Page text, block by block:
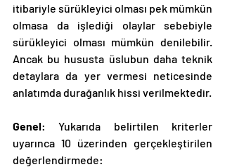
itibariyle sürükleyici olması pek mümkün
olmasa da işlediği olaylar sebebiyle
sürükleyici olması mümkün denilebilir.
Ancak bu hususta üslubun daha teknik
detaylara da yer vermesi neticesinde
anlatımda durağanlık hissi verilmektedir.
Genel: Yukarıda belirtilen kriterler
uyarınca 10 üzerinden gerçekleştirilen
değerlendirmede: